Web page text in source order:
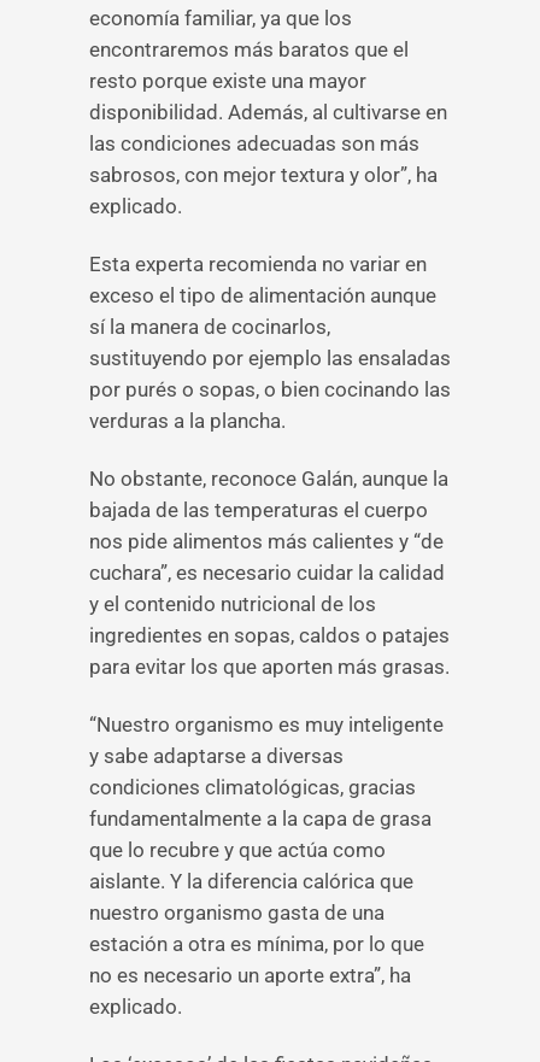
economía familiar, ya que los
encontraremos más baratos que el
resto porque existe una mayor
disponibilidad. Además, al cultivarse en
las condiciones adecuadas son más
sabrosos, con mejor textura y olor”, ha
explicado.
Esta experta recomienda no variar en
exceso el tipo de alimentación aunque
sí la manera de cocinarlos,
sustituyendo por ejemplo las ensaladas
por purés o sopas, o bien cocinando las
verduras a la plancha.
No obstante, reconoce Galán, aunque la
bajada de las temperaturas el cuerpo
nos pide alimentos más calientes y “de
cuchara”, es necesario cuidar la calidad
y el contenido nutricional de los
ingredientes en sopas, caldos o patajes
para evitar los que aporten más grasas.
“Nuestro organismo es muy inteligente
y sabe adaptarse a diversas
condiciones climatológicas, gracias
fundamentalmente a la capa de grasa
que lo recubre y que actúa como
aislante. Y la diferencia calórica que
nuestro organismo gasta de una
estación a otra es mínima, por lo que
no es necesario un aporte extra”, ha
explicado.